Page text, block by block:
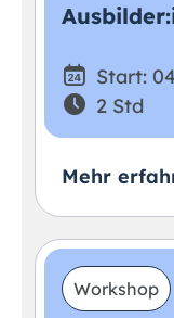
Start:
2 Std
Mehr
Workshop